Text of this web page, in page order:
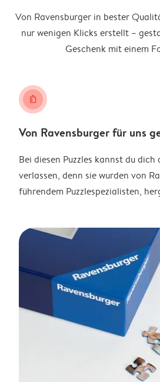
Von Ravensburger in bester
nur wenigen Klicks erstellt –
Geschenk mit einem
puzzle
Von Ravensburger für uns
Bei diesen Puzzles kannst du
verlassen, denn sie wurden von
führendem Puzzlespezialisten,